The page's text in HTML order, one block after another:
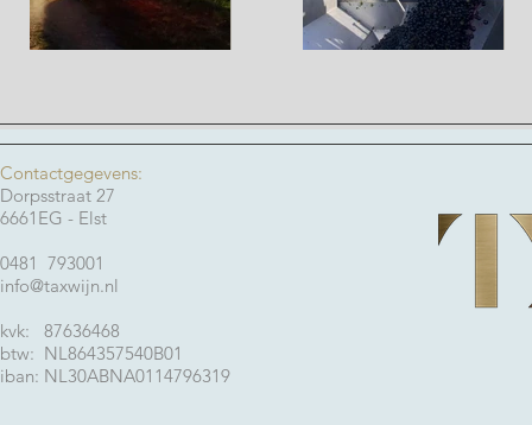
Contactgegevens:
Dorpsstraat 27
6661EG - Elst
0481 793001
info@taxwijn.nl
kvk: 87636468
btw: NL864357540B01
iban: NL30ABNA0114796319